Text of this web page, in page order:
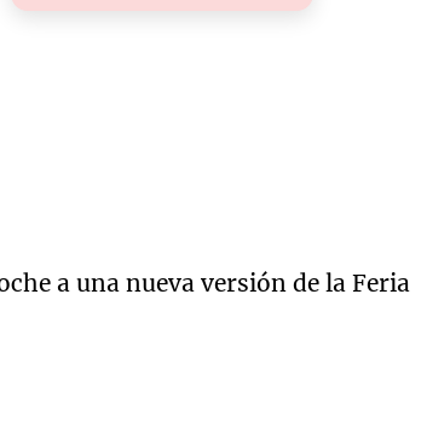
a una nueva versión de la Feria